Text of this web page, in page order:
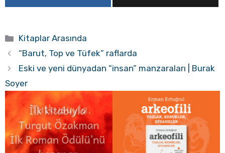
Kategoriler
Kitaplar Arasında
“Barut, Top ve Tüfek” raflarda
Eski ve yeni dünyadan “insan” manzaraları | Burak
Soyer